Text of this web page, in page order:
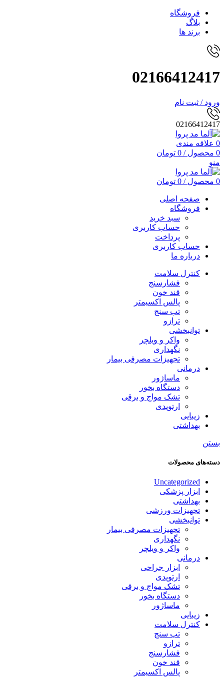
فروشگاه
بلاگ
برند ها
02166412417
ورود / ثبت نام
02166412417
0 علاقه مندی
0 محصول /
0 تومان
منو
0 محصول /
0 تومان
صفحه اصلی
فروشگاه
سبد خرید
حساب کاربری
پرداخت
حساب کاربری
درباره ما
کنترل سلامت
فشارسنج
قند خون
پالس اکسیمتر
تب سنج
ترازو
توانبخشی
واکر و ویلچر
نگهداری
تجهیزات مصرفی بیمار
درمانی
ماساژور
دستگاه بخور
تشک مواج و برقی
ارتوپدی
زیبایی
بهداشتی
بستن
دسته‌های محصولات
Uncategorized
ابزار پزشکی
بهداشتی
تجهیزات ورزشی
توانبخشی
تجهیزات مصرفی بیمار
نگهداری
واکر و ویلچر
درمانی
ابزار جراحی
ارتوپدی
تشک مواج و برقی
دستگاه بخور
ماساژور
زیبایی
کنترل سلامت
تب سنج
ترازو
فشارسنج
قند خون
پالس اکسیمتر